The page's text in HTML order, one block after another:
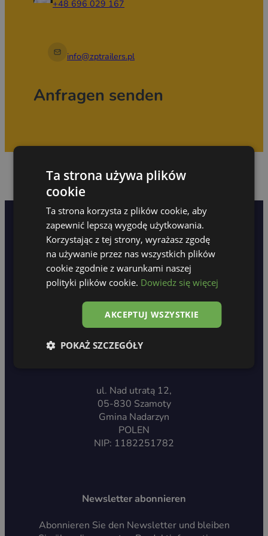
+48 696 029 167
info@zptrailers.pl
Anfragen senden
Für HändlerFAQ Servicebetreuung
Datenschutzrichtlinie
ul. Nad utratą 12,
05-830 Szamoty
Gmina Nadarzyn
POLEN
NIP: 1182251782
Newsletter abonnieren
Abonnieren Sie den Newsletter und bleiben
Ta strona używa plików
cookie
Ta strona korzysta z plików cookie, aby
zapewnić lepszą wygodę użytkowania.
Korzystając z tej strony, wyrażasz zgodę
na używanie przez nas wszystkich plików
cookie zgodnie z warunkami naszej
polityki plików cookie. Dowiedz się więcej
AKCEPTUJ WSZYSTKIE
POKAŻ SZCZEGÓŁY